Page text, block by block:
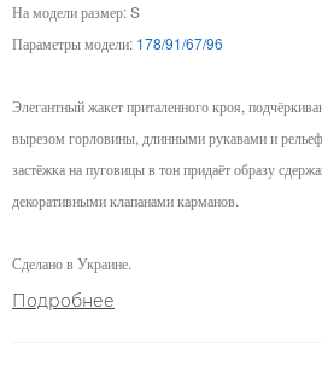
На модели размер: S
Параметры модели: 178/91/67/96
Элегантный жакет приталенного кроя,
вырезом горловины, длинными рукавами и
застёжка на пуговицы в тон придаёт образу
декоративными клапанами карманов.
Сделано в Украине.
Подробнее